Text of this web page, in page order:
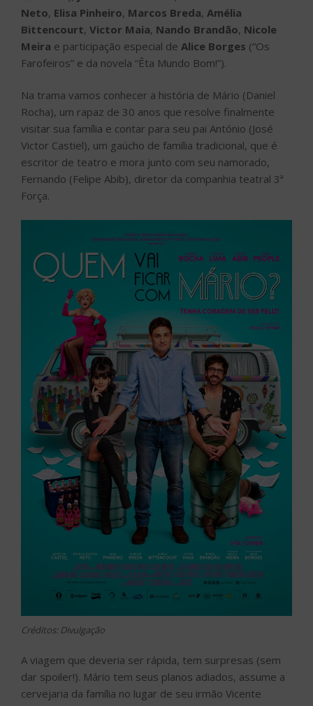
escritor de teatro e mora junto com seu namorado,
Fernando (Felipe Abib), diretor da companhia teatral 3ª
Força.
Créditos: Divulgação
A viagem que deveria ser rápida, tem surpresas (sem
dar spoiler!). Mário tem seus planos adiados, assume a
cervejaria da família no lugar de seu irmão Vicente
(Rômulo Arantes Neto) e se envolve com Ana (Letícia
Lima), uma coach empresarial ousada que veio ajudar a
modernizar os negócios dos Bruderlich.
Fernando, desconfiado de Mário, aparece de surpresa
atores Lana de Holanda (Nany People), Kiko Silva (Victor
Maia) e Xande Pinto (Nando Brandão) decidem seguir o
diretor. Juntos, eles fingem ser uma família tra-di-ci-o-